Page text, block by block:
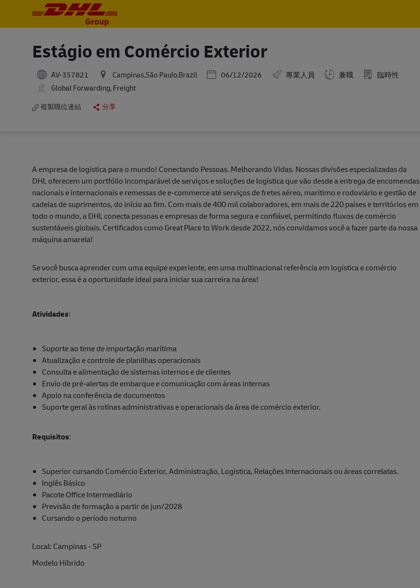
Estágio em Comércio Exterior
AV-357821 Campinas,São Paulo,Brazil Posted Date
06/12/2026 專業人員 兼職
臨時性
Global Forwarding, Freight
複製職位連結 分享
A empresa de logística para o mundo! Conectando Pessoas. Melhorando Vidas. Nossas divisões especializadas da
DHL oferecem um portfólio incomparável de serviços e soluções de logística que vão desde a entrega de encomendas
nacionais e internacionais e remessas de e-commerce até serviços de fretes aéreo, marítimo e rodoviário e gestão de
cadeias de suprimentos, do início ao fim. Com mais de 400 mil colaboradores, em mais de 220 países e territórios em
todo o mundo, a DHL conecta pessoas e empresas de forma segura e confiável, permitindo fluxos de comércio
sustentáveis globais. Certificados como Great Place to Work desde 2022, nós convidamos você a fazer parte da nossa
máquina amarela!
Se você busca aprender com uma equipe experiente, em uma multinacional referência em logística e comércio
exterior, essa é a oportunidade ideal para iniciar sua carreira na área!
Atividades:
Suporte ao time de importação marítima
Atualização e controle de planilhas operacionais
Consulta e alimentação de sistemas internos e de clientes
Envio de pré-alertas de embarque e comunicação com áreas internas
Apoio na conferência de documentos
Suporte geral às rotinas administrativas e operacionais da área de comércio exterior.
Requisitos:
Superior cursando Comércio Exterior, Administração, Logística, Relações Internacionais ou áreas correlatas.
Inglês Básico
Pacote Office Intermediário
Previsão de formação a partir de jun/2028
Cursando o período noturno
Local: Campinas - SP
Modelo Híbrido